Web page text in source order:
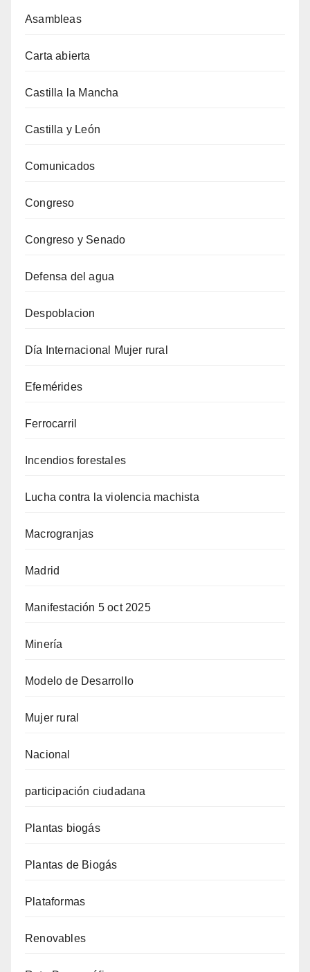
Asambleas
Carta abierta
Castilla la Mancha
Castilla y León
Comunicados
Congreso
Congreso y Senado
Defensa del agua
Despoblacion
Día Internacional Mujer rural
Efemérides
Ferrocarril
Incendios forestales
Lucha contra la violencia machista
Macrogranjas
Madrid
Manifestación 5 oct 2025
Minería
Modelo de Desarrollo
Mujer rural
Nacional
participación ciudadana
Plantas biogás
Plantas de Biogás
Plataformas
Renovables